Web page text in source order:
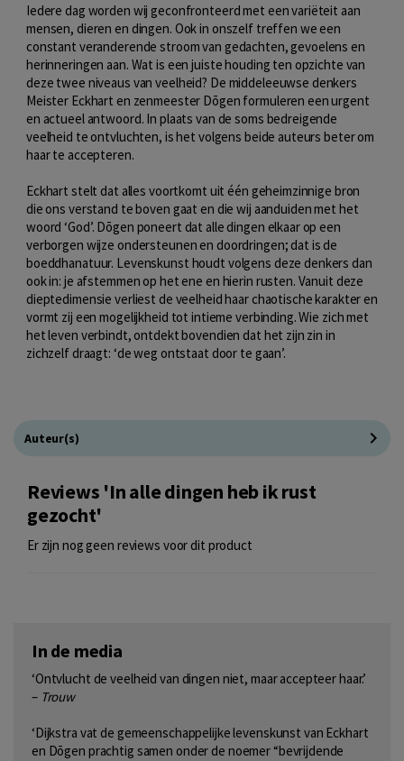
Iedere dag worden wij geconfronteerd met een variëteit aan
mensen, dieren en dingen. Ook in onszelf treffen we een
constant veranderende stroom van gedachten, gevoelens en
herinneringen aan. Wat is een juiste houding ten opzichte van
deze twee niveaus van veelheid? De middeleeuwse denkers
Meister Eckhart en zenmeester Dōgen formuleren een urgent
en actueel antwoord. In plaats van de soms bedreigende
veelheid te ontvluchten, is het volgens beide auteurs beter om
haar te accepteren.
Eckhart stelt dat alles voortkomt uit één geheimzinnige bron
die ons verstand te boven gaat en die wij aanduiden met het
woord ‘God’. Dōgen poneert dat alle dingen elkaar op een
verborgen wijze ondersteunen en doordringen; dat is de
boeddhanatuur. Levenskunst houdt volgens deze denkers dan
ook in: je afstemmen op het ene en hierin rusten. Vanuit deze
dieptedimensie verliest de veelheid haar chaotische karakter en
vormt zij een mogelijkheid tot intieme verbinding. Wie zich met
het leven verbindt, ontdekt bovendien dat het zijn zin in
zichzelf draagt: ‘de weg ontstaat door te gaan’.
Auteur(s)
Reviews 'In alle dingen heb ik rust
gezocht'
Er zijn nog geen reviews voor dit product
In de media
‘Ontvlucht de veelheid van dingen niet, maar accepteer haar.’
– Trouw
‘Dijkstra vat de gemeenschappelijke levenskunst van Eckhart
en Dōgen prachtig samen onder de noemer “bevrijdende